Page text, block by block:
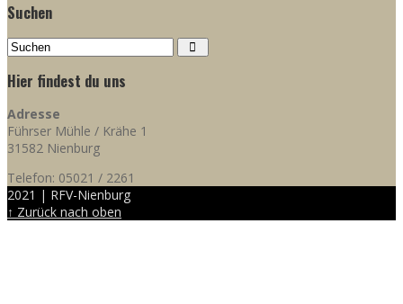
Suchen
Hier findest du uns
Adresse
Führser Mühle / Krähe 1
31582 Nienburg
Telefon: 05021 / 2261
2021 | RFV-Nienburg
↑ Zurück nach oben